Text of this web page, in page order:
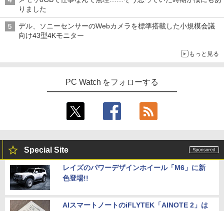
りました
デル、ソニーセンサーのWebカメラを標準搭載した小規模会議
向け43型4Kモニター
もっと見る
PC Watch をフォローする
Special Site
レイズのパワーデザインホイール「M6」に新
色登場!!
AIスマートノートのiFLYTEK「AINOTE 2」は